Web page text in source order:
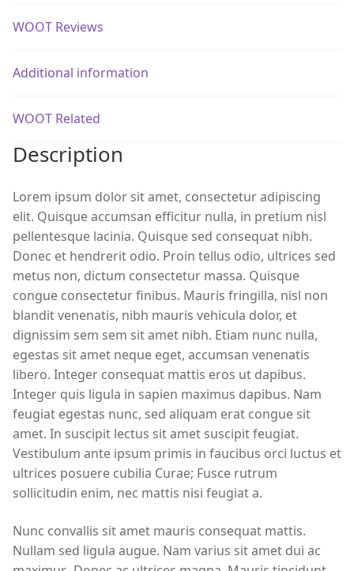
WOOT Reviews
Additional information
WOOT Related
Description
Lorem ipsum dolor sit amet, consectetur adipiscing
elit. Quisque accumsan efficitur nulla, in pretium nisl
pellentesque lacinia. Quisque sed consequat nibh.
Donec et hendrerit odio. Proin tellus odio, ultrices sed
metus non, dictum consectetur massa. Quisque
congue consectetur finibus. Mauris fringilla, nisl non
blandit venenatis, nibh mauris vehicula dolor, et
dignissim sem sem sit amet nibh. Etiam nunc nulla,
egestas sit amet neque eget, accumsan venenatis
libero. Integer consequat mattis eros ut dapibus.
Integer quis ligula in sapien maximus dapibus. Nam
feugiat egestas nunc, sed aliquam erat congue sit
amet. In suscipit lectus sit amet suscipit feugiat.
Vestibulum ante ipsum primis in faucibus orci luctus et
ultrices posuere cubilia Curae; Fusce rutrum
sollicitudin enim, nec mattis nisi feugiat a.
Nunc convallis sit amet mauris consequat mattis.
Nullam sed ligula augue. Nam varius sit amet dui ac